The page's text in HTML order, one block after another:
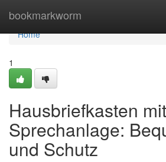
bookmarkworm
Home
Home
1
Hausbriefkasten mit
Sprechanlage:
und Schutz